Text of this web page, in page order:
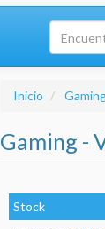
Inicio
Gaming -
Stock